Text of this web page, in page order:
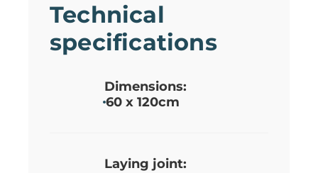
Technical
specifications
Dimensions:
60 x 120cm
Laying joint: